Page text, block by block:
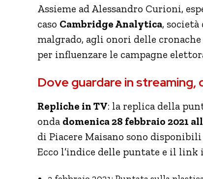
Assieme ad Alessandro Curioni,
caso Cambridge Analytica,
malgrado, agli onori delle
per influenzare le campagne
Dove guardare in streaming,
Repliche in TV: la replica della
onda domenica 28 febbraio 2021
di Piacere Maisano sono
Ecco l’indice delle puntate e il link